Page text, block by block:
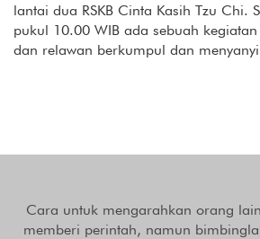
lantai dua RSKB Cinta Kasih Tzu Chi.
pukul 10.00 WIB ada sebuah
dan relawan berkumpul dan
Cara untuk mengarahkan orang
memberi perintah, namun